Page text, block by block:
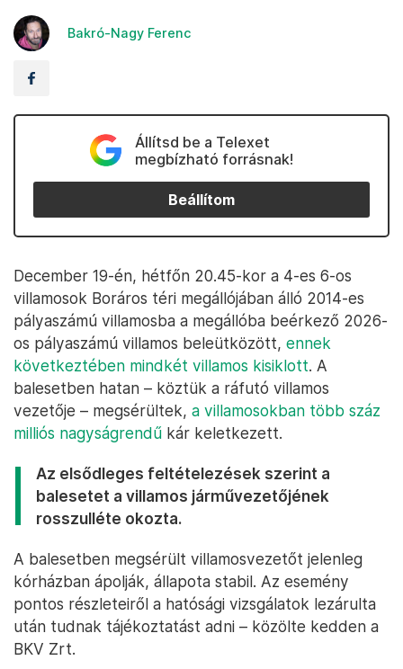
Bakró-Nagy Ferenc
Állítsd be a Telexet
megbízható forrásnak!
Beállítom
December 19-én, hétfőn 20.45-kor a 4-es 6-os
villamosok Boráros téri megállójában álló 2014-es
pályaszámú villamosba a megállóba beérkező 2026-
os pályaszámú villamos beleütközött, ennek
következtében mindkét villamos kisiklott. A
balesetben hatan – köztük a ráfutó villamos
vezetője – megsérültek, a villamosokban több száz
milliós nagyságrendű kár keletkezett.
Az elsődleges feltételezések szerint a
balesetet a villamos járművezetőjének
rosszulléte okozta.
A balesetben megsérült villamosvezetőt jelenleg
kórházban ápolják, állapota stabil. Az esemény
pontos részleteiről a hatósági vizsgálatok lezárulta
után tudnak tájékoztatást adni – közölte kedden a
BKV Zrt.